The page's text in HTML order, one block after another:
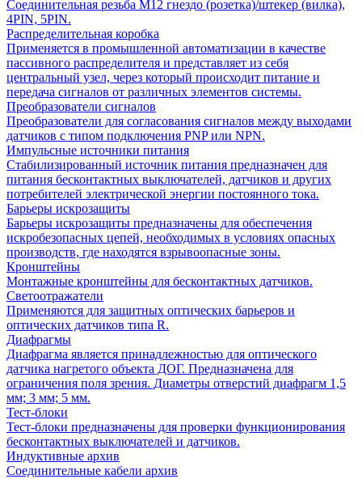
Соединительная резьба М12 гнездо (розетка)/штекер (вилка),
4PIN, 5PIN.
Распределительная коробка
Применяется в промышленной автоматизации в качестве
пассивного распределителя и представляет из себя
центральный узел, через который происходит питание и
передача сигналов от различных элементов системы.
Преобразователи сигналов
Преобразователи для согласования сигналов между выходами
датчиков с типом подключения PNP или NPN.
Импульсные источники питания
Стабилизированный источник питания предназначен для
питания бесконтактных выключателей, датчиков и других
потребителей электрической энергии постоянного тока.
Барьеры искрозащиты
Барьеры искрозащиты предназначены для обеспечения
искробезопасных цепей, необходимых в условиях опасных
производств, где находятся взрывоопасные зоны.
Кронштейны
Монтажные кронштейны для бесконтактных датчиков.
Светоотражатели
Применяются для защитных оптических барьеров и
оптических датчиков типа R.
Диафрагмы
Диафрагма является принадлежностью для оптического
датчика нагретого объекта ДОГ. Предназначена для
ограничения поля зрения. Диаметры отверстий диафрагм 1,5
мм; 3 мм; 5 мм.
Тест-блоки
Тест-блоки предназначены для проверки функционирования
бесконтактных выключателей и датчиков.
Индуктивные архив
Соединительные кабели архив